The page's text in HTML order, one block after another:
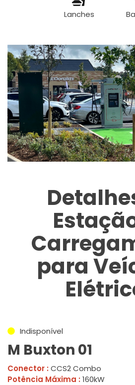
Lanches
para
Indisponível
M Buxton 01
Conector : CCS2 Combo
Potência Máxima : 160kW